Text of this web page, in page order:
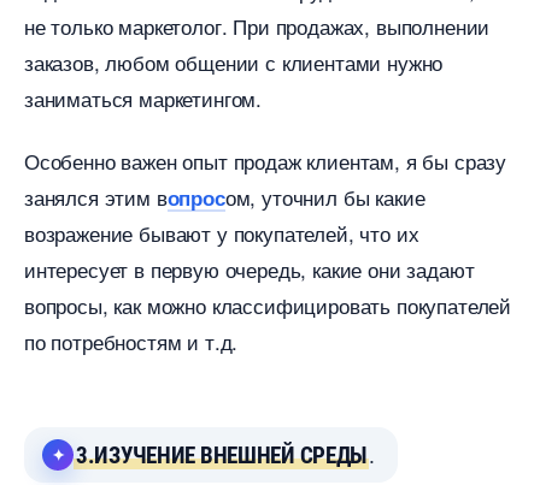
не только маркетолог. При продажах, выполнении
заказов, любом общении с клиентами нужно
заниматься маркетингом.
Особенно важен опыт продаж клиентам, я бы сразу
занялся этимопросом, уточнил бы какие
озражение бывают у покупателей, что их
интересует в первую очередь, какие они задают
опросы, как можно классифицировать покупателей
по потребностям и т.д.
3.ИЗУЧЕНИЕ ВНЕШНЕЙ СРЕДЫ.